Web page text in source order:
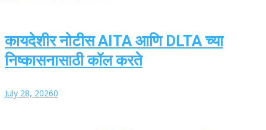
कायदेशीर नोटीस AITA आणि DLTA च्या
निष्कासनासाठी कॉल करते
July 28, 20260